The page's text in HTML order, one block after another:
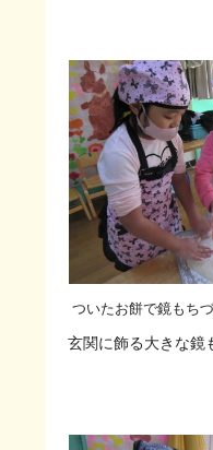
ついたお餅で鏡もちづ
玄関に飾る大きな鏡